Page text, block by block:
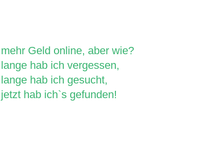
mehr Geld online, aber wie?
lange hab ich vergessen,
lange hab ich gesucht,
jetzt hab ich`s gefunden!